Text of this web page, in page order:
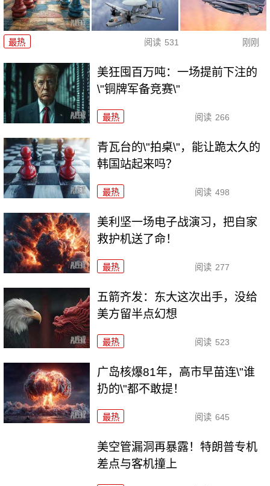
最热 阅读 531 刚刚
美狂囤百万吨：一场提前下注的
\"铜牌军备竞赛\"
最热 阅读 266
青瓦台的\"拍桌\"，能让跪太久的
韩国站起来吗？
最热 阅读 498
美利坚一场电子战演习，把自家
救护机送了命！
最热 阅读 277
五箭齐发：东大这次出手，没给
美方留半点幻想
最热 阅读 523
广岛核爆81年，高市早苗连\"谁
扔的\"都不敢提！
最热 阅读 645
美空管漏洞再暴露！特朗普专机
差点与客机撞上